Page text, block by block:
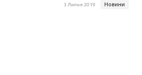
3 Липня 2019 Новини